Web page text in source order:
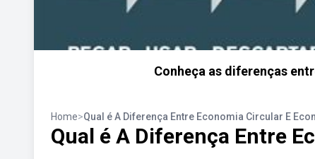
Conheça as diferenças
Home>Qual é A Diferença Entre Economia Circular E
Qual é A Diferença Entre